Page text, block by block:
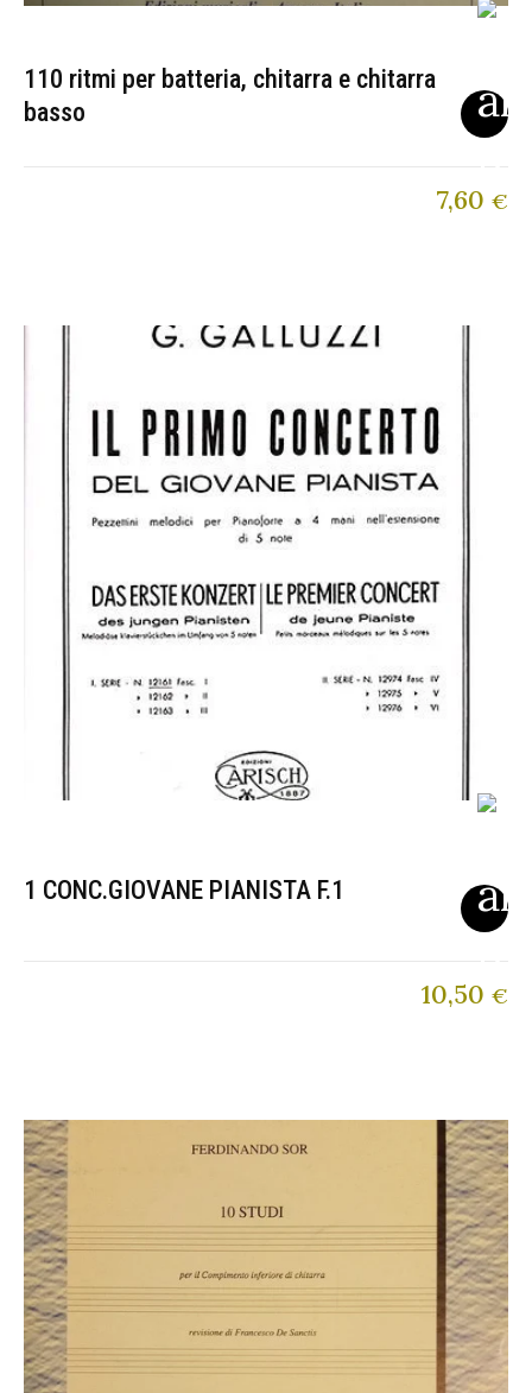
110 ritmi per batteria, chitarra e chitarra
basso
7,60 €
1 CONC.GIOVANE PIANISTA F.1
10,50 €